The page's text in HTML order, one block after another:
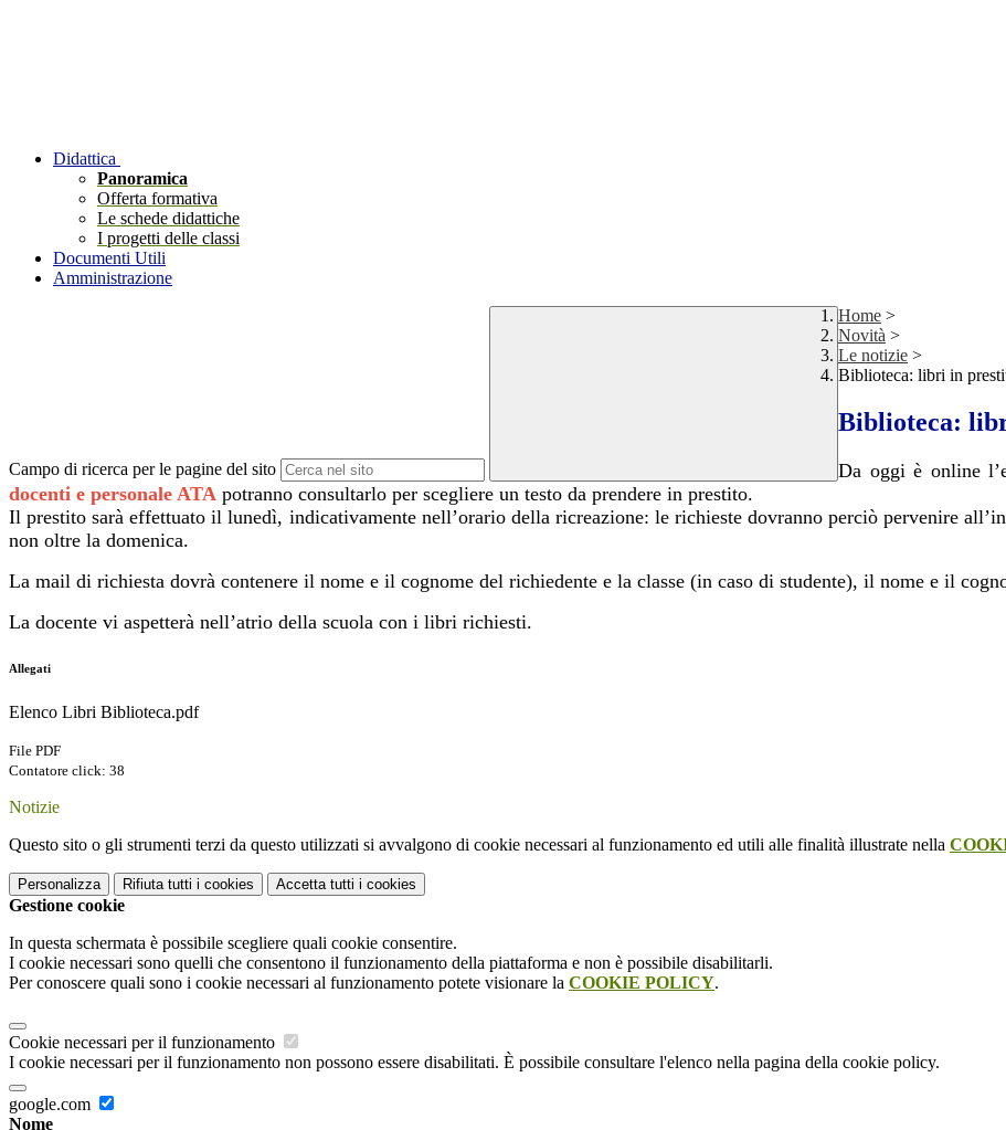
Didattica
Panoramica
Offerta formativa
Le schede didattiche
I progetti delle classi
Documenti Utili
Amministrazione
Campo di ricerca per le pagine del sito
Home >
Novità >
Le notizie >
Biblioteca: libri in
Biblioteca:
Da oggi è online
docenti e personale ATA potranno consultarlo per scegliere un testo da prendere in prestito.
Il prestito sarà effettuato il lunedì, indicativamente nell’orario della ricreazione: le richieste dovranno perciò pervenire
non oltre la domenica.
La mail di richiesta dovrà contenere il nome e il cognome del richiedente e la classe (in caso di studente), il nome e il
La docente vi aspetterà nell’atrio della scuola con i libri richiesti.
Allegati
Elenco Libri Biblioteca.pdf
File PDF
Contatore click: 38
Notizie
Questo sito o gli strumenti terzi da questo utilizzati si avvalgono di cookie necessari al funzionamento ed utili alle finalità illustrate nella
Personalizza Rifiuta tutti i cookies Accetta tutti i cookies
Gestione cookie
In questa schermata è possibile scegliere quali cookie consentire.
I cookie necessari sono quelli che consentono il funzionamento della piattaforma e non è possibile disabilitarli.
Per conoscere quali sono i cookie necessari al funzionamento potete visionare la COOKIE POLICY.
Cookie necessari per il funzionamento
I cookie necessari per il funzionamento non possono essere disabilitati. È possibile consultare l'elenco nella pagina della cookie policy.
google.com
Nome